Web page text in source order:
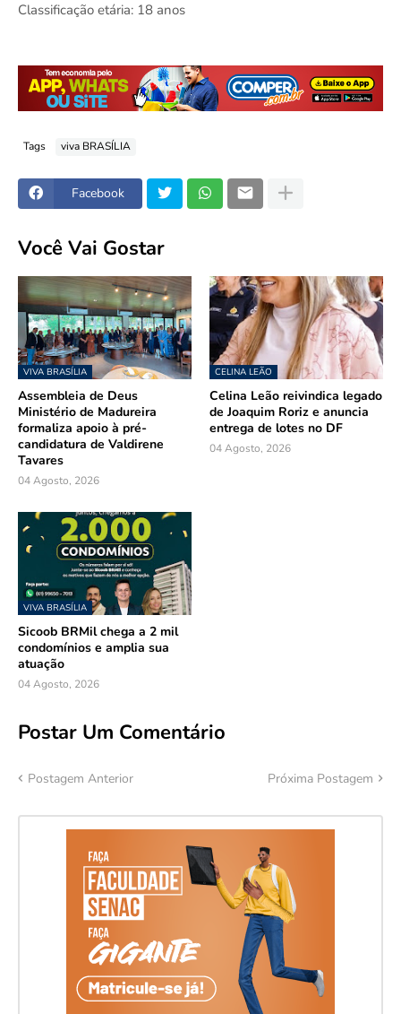
Classificação etária: 18 anos
Tags viva BRASÍLIA
Facebook
Você Vai Gostar
VIVA BRASÍLIA
Assembleia de Deus
Ministério de Madureira
formaliza apoio à pré-
candidatura de Valdirene
Tavares
04 Agosto, 2026
CELINA LEÃO
Celina Leão reivindica legado
de Joaquim Roriz e anuncia
entrega de lotes no DF
04 Agosto, 2026
VIVA BRASÍLIA
Sicoob BRMil chega a 2 mil
condomínios e amplia sua
atuação
04 Agosto, 2026
Postar Um Comentário
Postagem Anterior Próxima Postagem